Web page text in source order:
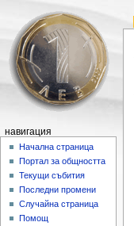
навигация
Начална страница
Портал за общността
Текущи събития
Последни промени
Случайна страница
Помощ